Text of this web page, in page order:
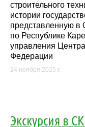
строительного
истории
представленную в
по Республике
управления
Федерации
24 ноября 2025 г.
Экскурсия в